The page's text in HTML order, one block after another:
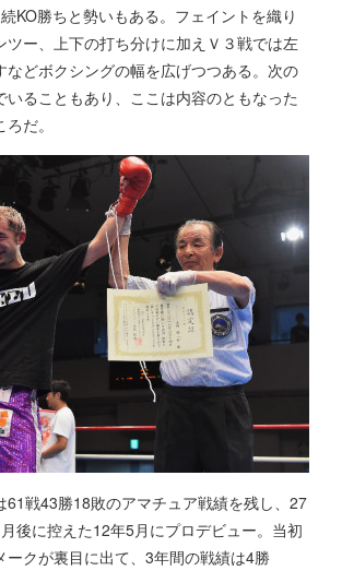
KO勝ちと勢いもある。フェイントを織り
ツー、上下の打ち分けに加えＶ３戦では左
などボクシングの幅を広げつつある。次の
いることもあり、ここは内容のともなった
だ。
戦43勝18敗のアマチュア戦績を残し、27
後に控えた12年5月にプロデビュー。当初
ークが裏目に出て、3年間の戦績は4勝